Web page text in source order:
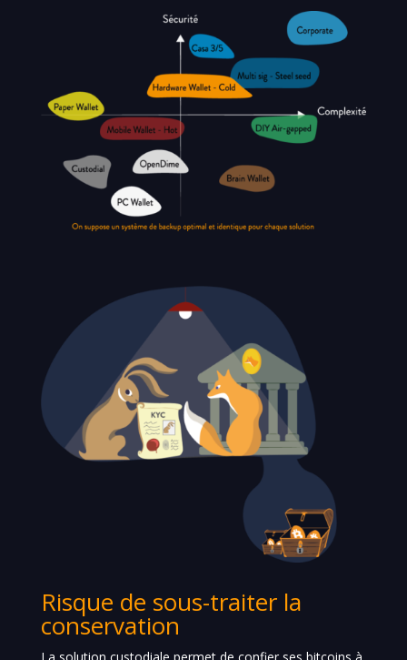
Risque de sous-traiter la
conservation